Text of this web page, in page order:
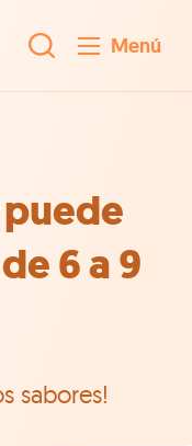
Menú
6 a 9
sabores!